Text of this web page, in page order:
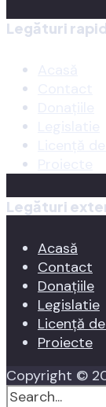
Legături
Legături
Acasă
Contact
Donațiile
Legislatie
Licență
Proiecte
Copyright ©